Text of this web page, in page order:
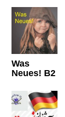
Was
Neues! B2